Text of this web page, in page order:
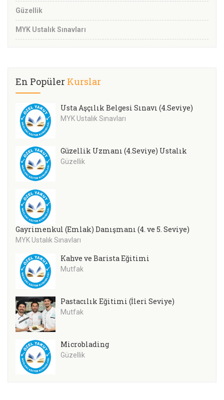
Güzellik
MYK Ustalık Sınavları
En Popüler Kurslar
Usta Aşçılık Belgesi Sınavı (4.Seviye)
MYK Ustalık Sınavları
Güzellik Uzmanı (4.Seviye) Ustalık
Güzellik
Gayrimenkul (Emlak) Danışmanı (4. ve 5. Seviye)
MYK Ustalık Sınavları
Kahve ve Barista Eğitimi
Mutfak
Pastacılık Eğitimi (İleri Seviye)
Mutfak
Microblading
Güzellik